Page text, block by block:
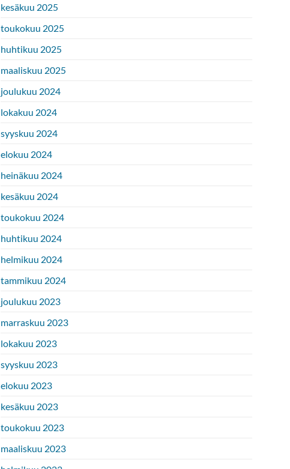
kesäkuu 2025
toukokuu 2025
huhtikuu 2025
maaliskuu 2025
joulukuu 2024
lokakuu 2024
syyskuu 2024
elokuu 2024
heinäkuu 2024
kesäkuu 2024
toukokuu 2024
huhtikuu 2024
helmikuu 2024
tammikuu 2024
joulukuu 2023
marraskuu 2023
lokakuu 2023
syyskuu 2023
elokuu 2023
kesäkuu 2023
toukokuu 2023
maaliskuu 2023